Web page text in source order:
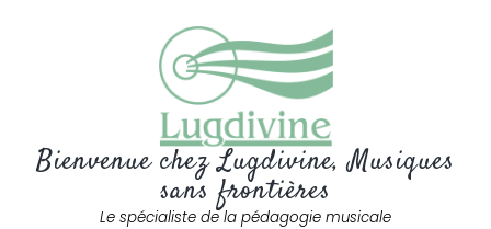
Bienvenue chez Lugdivine, Musiques
sans frontières
Le spécialiste de la pédagogie musicale